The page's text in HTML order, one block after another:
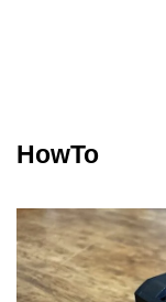
HowTo